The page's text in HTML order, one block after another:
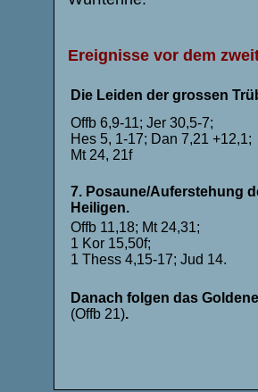
Ereignisse vor dem
Die Leiden der grossen
Offb 6,9-11; Jer 30,5-7;
Hes 5, 1-17; Dan 7,21 +12,1;
Mt 24, 21f
7. Posaune/Auferstehung
Heiligen.
Offb 11,18; Mt 24,31;
1 Kor 15,50f;
1 Thess 4,15-17; Jud 14.
Danach folgen das
(Offb 21).